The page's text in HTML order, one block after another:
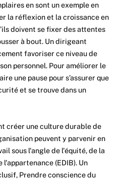
en sont un exemple en
la réflexion et la croissance en
doivent se fixer des attentes
à bout. Un dirigeant
favoriser ce niveau de
personnel. Pour améliorer le
une pause pour s’assurer que
et se trouve dans un
créer une culture durable de
peuvent y parvenir en
sous l'angle de l'équité, de la
(EDIB). Un
Prendre conscience du